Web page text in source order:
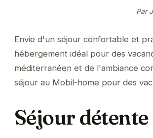
Par
Envie d'un séjour confortable et
hébergement idéal pour des
méditerranéen et de l'ambiance
séjour au Mobil-home pour des
Séjour